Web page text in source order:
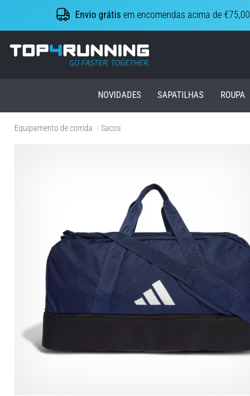
Envio grátis em encomendas acima de €75,00
Top4Running.pt
NOVIDADES SAPATILHAS ROUPA
Equipamento de corrida Sacos